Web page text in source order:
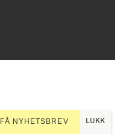
FÅ NYHETSBREV LUKK